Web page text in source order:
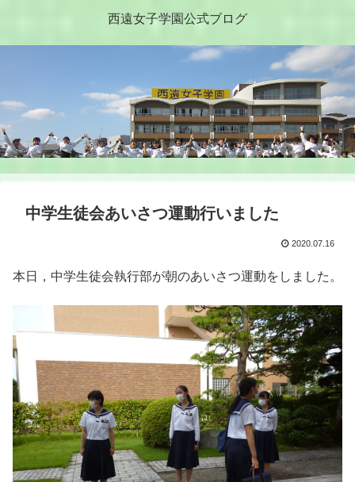
西遠女子学園公式ブログ
中学生徒会あいさつ運動行いました
2020.07.16
本日，中学生徒会執行部が朝のあいさつ運動をしました。